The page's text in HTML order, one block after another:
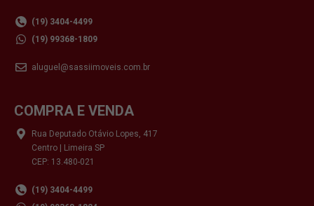
(19) 3404-4499
(19) 99368-1809
aluguel@sassiimoveis.com.br
COMPRA E VENDA
Rua Deputado Otávio Lopes, 417
Centro | Limeira SP
CEP: 13.480-021
(19) 3404-4499